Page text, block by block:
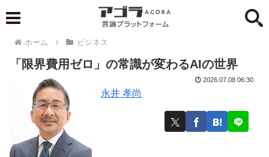
ホーム ビジネス
「限界費用ゼロ」の常識が変わるAIの世界
永井 孝尚
2026.07.08 06:30